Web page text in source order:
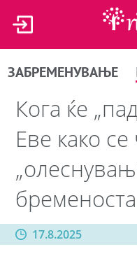
ЗАБРЕМЕНУВАЊЕ
Кога ќе
Еве како се
бременоста
17.8.2025